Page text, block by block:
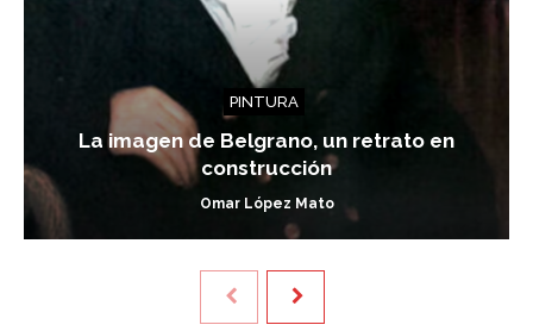
PINTURA
La imagen de Belgrano, un retrato en
construcción
Omar López Mato